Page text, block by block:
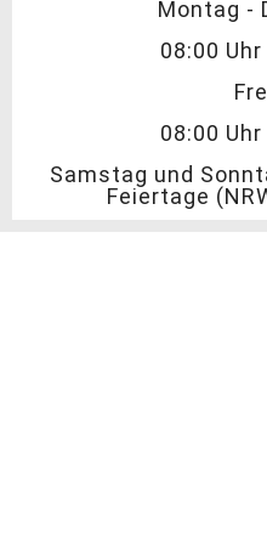
Montag -
08:00
08:00
Samstag und
Feiertage